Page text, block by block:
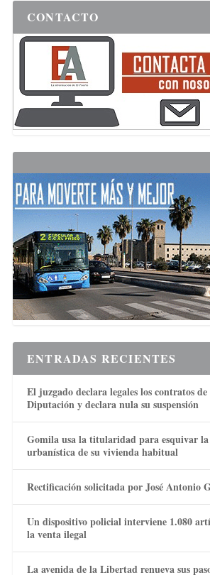
CONTACTO
ENTRADAS RECIENTES
El juzgado declara legales los contratos
Diputación y declara nula su suspensión
Gomila usa la titularidad para esquivar
urbanística de su vivienda habitual
Rectificación solicitada por José Antonio
Un dispositivo policial interviene 1.080
la venta ilegal
La avenida de la Libertad renueva sus